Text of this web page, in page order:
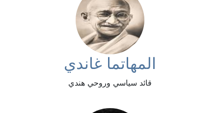
المهاتما غاندي
قائد سياسي وروحي هندي